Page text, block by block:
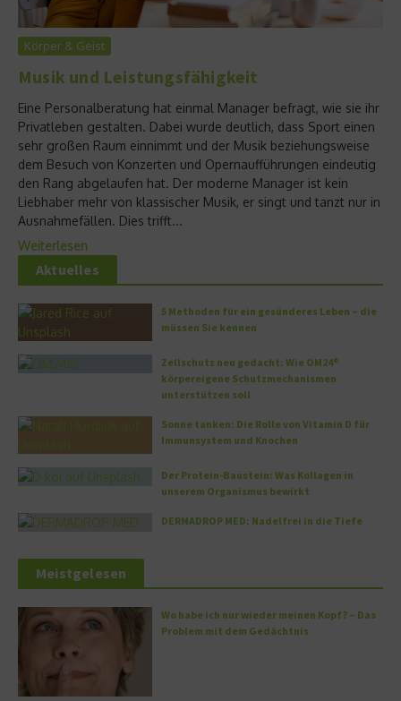
Körper & Geist
Musik und Leistungsfähigkeit
Eine Personalberatung hat einmal Manager befragt, wie sie ihr
Privatleben gestalten. Dabei wurde deutlich, dass Sport einen
sehr großen Raum einnimmt und der Musik beziehungsweise
dem Besuch von Konzerten und Opernaufführungen eindeutig
den Rang abgelaufen hat. Der moderne Manager ist kein
Liebhaber mehr von klassischer Musik, er singt und tanzt nur in
Ausnahmefällen. Dies trifft...
Weiterlesen
Aktuelles
5 Methoden für ein gesünderes Leben – die
müssen Sie kennen
Zellschutz neu gedacht: Wie OM24®
körpereigene Schutzmechanismen
unterstützen soll
Sonne tanken: Die Rolle von Vitamin D für
Immunsystem und Knochen
Der Protein-Baustein: Was Kollagen in
unserem Organismus bewirkt
DERMADROP MED: Nadelfrei in die Tiefe
Meistgelesen
Wo habe ich nur wieder meinen Kopf? – Das
Problem mit dem Gedächtnis